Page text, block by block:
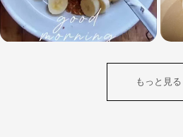
もっと見る